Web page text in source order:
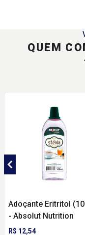
QUEM
Adoçante Eritritol
- Absolut Nutrition
R$ 12,54